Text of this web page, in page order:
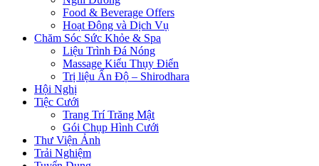
Food & Beverage Offers
Hoạt Động và Dịch Vụ
Chăm Sóc Sức Khỏe & Spa
Liệu Trình Đá Nóng
Massage Kiểu Thụy Điển
Trị liệu Ấn Độ – Shirodhara
Hội Nghị
Tiệc Cưới
Trang Trí Trăng Mật
Gói Chụp Hình Cưới
Thư Viện Ảnh
Trải Nghiệm